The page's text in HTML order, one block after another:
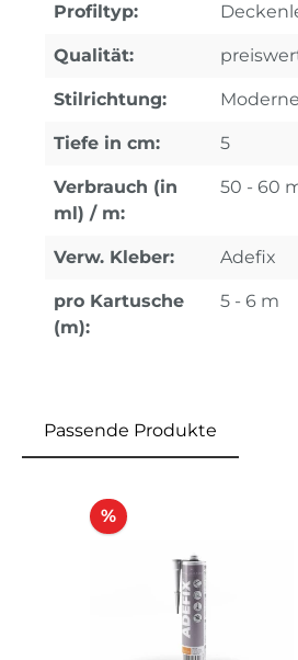
Profiltyp:
Qualität:
Stilrichtung: Moderne
Tiefe in cm: 5
Verbrauch (in
ml) / m:
50 - 60
Verw. Kleber: Adefix
pro Kartusche
(m):
5 - 6 m
Passende Produkte
%Rabatt